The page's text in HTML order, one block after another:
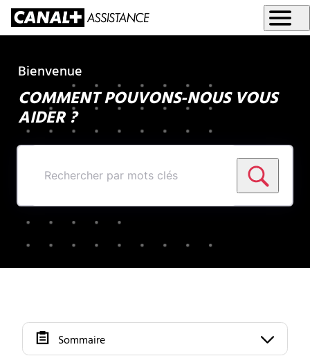
Bienvenue
COMMENT POUVONS-NOUS VOUS
AIDER ?
Rechercher
par
mots
Sommaire